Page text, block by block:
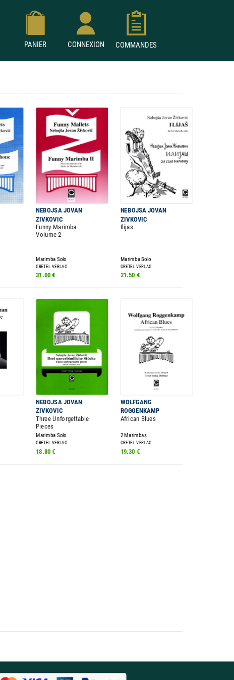
PANIER CONNEXION COMMANDES
NEBOJSA JOVAN
ZIVKOVIC
NEBOJSA JOVAN
ZIVKOVIC
Funny Marimba
Volume 2
Ilijas
Marimba Solo Marimba Solo
GRETEL VERLAG GRETEL VERLAG
31.00 € 21.50 €
NEBOJSA JOVAN
ZIVKOVIC
WOLFGANG
ROGGENKAMP
Three Unforgettable
Pieces
African Blues
Marimba Solo 2 Marimbas
GRETEL VERLAG GRETEL VERLAG
18.80 € 19.30 €